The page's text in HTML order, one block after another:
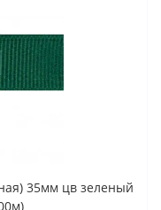
35мм цв зеленый